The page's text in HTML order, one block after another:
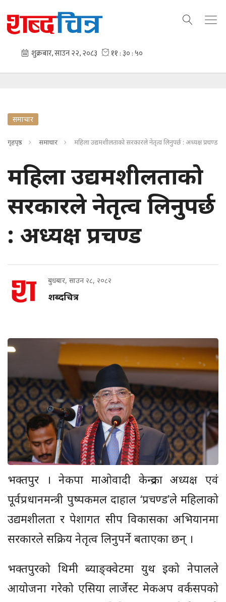
समाचार
गृहपृष्ठ समाचार महिला उद्यमशीलताको सरकारले नेतृत्व लिनुपर्छ : अध्यक्ष प्रचण्ड
महिला उद्यमशीलताको
सरकारले नेतृत्व लिनुपर्छ
: अध्यक्ष प्रचण्ड
बुधबार, साउन २८, २०८२
शब्दचित्र
भक्तपुर । नेकपा माओवादी केन्द्रका अध्यक्ष एवं
पूर्वप्रधानमन्त्री पुष्पकमल दाहाल ‘प्रचण्ड’ले महिलाको
उद्यमशीलता र पेशागत सीप विकासका अभियानमा
सरकारले सक्रिय नेतृत्व लिनुपर्ने बताएका छन् ।
भक्तपुरको थिमी ब्याङ्क्वेटमा युथ इको नेपालले
आयोजना गरेको एसिया लार्जेस्ट मेकअप वर्कसपको